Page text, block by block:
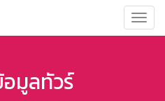
มูลทัวร์